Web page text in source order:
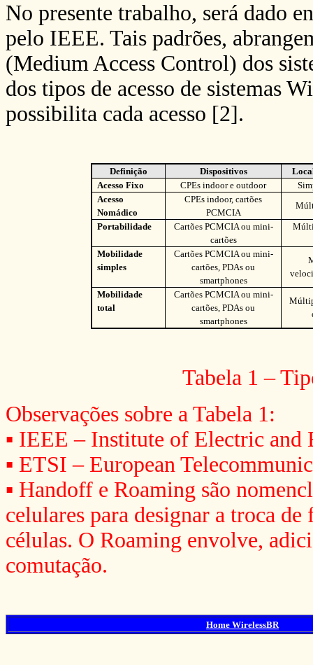
No presente trabalho, será dado
pelo IEEE. Tais padrões,
(Medium Access Control) dos
dos tipos de acesso de sistemas
possibilita cada acesso [2].
Definição Dispositivos
Acesso Fixo
CPEs indoor e outdoor
Acesso
Nomádico
CPEs indoor, cartões
PCMCIA
Portabilidade
Cartões PCMCIA ou mini-
cartões
Mobilidade
simples
Cartões PCMCIA ou mini-
cartões, PDAs ou
smartphones
Mobilidade
total
Cartões PCMCIA ou mini-
cartões, PDAs ou
smartphones
Tabela 1 –
Observações sobre a Tabela 1:
▪ IEEE – Institute of Electric and
▪ ETSI – European
▪ Handoff e Roaming são
celulares para designar a troca
células. O Roaming envolve,
comutação.
Home WirelessBR